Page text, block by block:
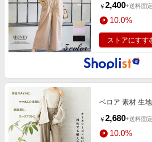
￥ 2,400+送料固定
10.0%
ストアにすす
ベロア 素材 生地
￥ 2,680+送料固定
10.0%